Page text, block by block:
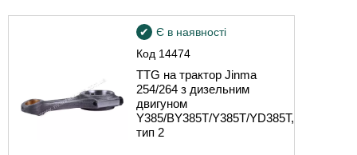
Код 14474
Є в наявності
TTG на трактор Jinma
254/264 з дизельним
двигуном
Y385/BY385T/Y385T/YD385T,
тип 2